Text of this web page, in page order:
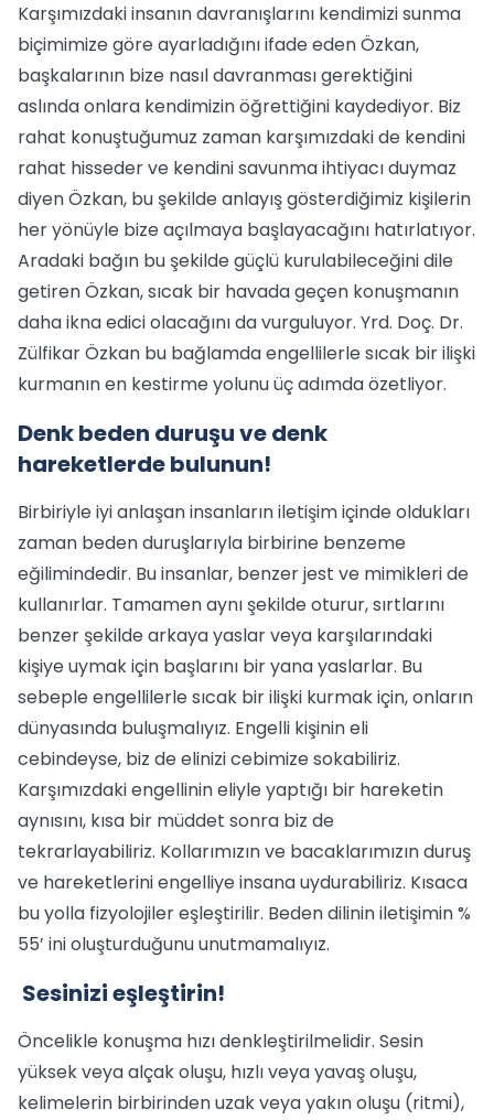
Karşımızdaki insanın davranışlarını kendimizi sunma
biçimimize göre ayarladığını ifade eden Özkan,
başkalarının bize nasıl davranması gerektiğini
aslında onlara kendimizin öğrettiğini kaydediyor. Biz
rahat konuştuğumuz zaman karşımızdaki de kendini
rahat hisseder ve kendini savunma ihtiyacı duymaz
diyen Özkan, bu şekilde anlayış gösterdiğimiz kişilerin
her yönüyle bize açılmaya başlayacağını hatırlatıyor.
Aradaki bağın bu şekilde güçlü kurulabileceğini dile
getiren Özkan, sıcak bir havada geçen konuşmanın
daha ikna edici olacağını da vurguluyor. Yrd. Doç. Dr.
Zülfikar Özkan bu bağlamda engellilerle sıcak bir ilişki
kurmanın en kestirme yolunu üç adımda özetliyor.
Denk beden duruşu ve denk
hareketlerde bulunun!
Birbiriyle iyi anlaşan insanların iletişim içinde oldukları
zaman beden duruşlarıyla birbirine benzeme
eğilimindedir. Bu insanlar, benzer jest ve mimikleri de
kullanırlar. Tamamen aynı şekilde oturur, sırtlarını
benzer şekilde arkaya yaslar veya karşılarındaki
kişiye uymak için başlarını bir yana yaslarlar. Bu
sebeple engellilerle sıcak bir ilişki kurmak için, onların
dünyasında buluşmalıyız. Engelli kişinin eli
cebindeyse, biz de elinizi cebimize sokabiliriz.
Karşımızdaki engellinin eliyle yaptığı bir hareketin
aynısını, kısa bir müddet sonra biz de
tekrarlayabiliriz. Kollarımızın ve bacaklarımızın duruş
ve hareketlerini engelliye insana uydurabiliriz. Kısaca
bu yolla fizyolojiler eşleştirilir. Beden dilinin iletişimin %
55’ ini oluşturduğunu unutmamalıyız.
Sesinizi eşleştirin!
Öncelikle konuşma hızı denkleştirilmelidir. Sesin
yüksek veya alçak oluşu, hızlı veya yavaş oluşu,
kelimelerin birbirinden uzak veya yakın oluşu (ritmi),